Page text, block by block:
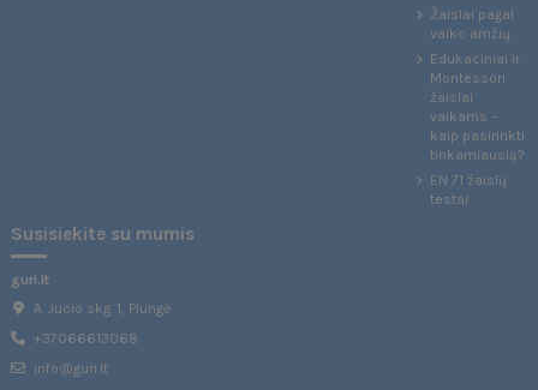
Žaislai pagal
vaiko amžių
Edukaciniai ir
Montessori
žaislai
vaikams –
kaip pasirinkti
tinkamiausią?
EN 71 žaislų
testai
Susisiekite su mumis
guri.lt
A. Jucio skg. 1, Plungė
+37066613068
info@guri.lt